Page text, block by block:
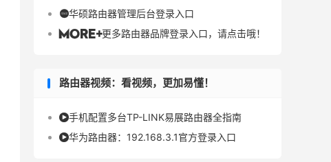
华硕路由器管理后台登录入口
更多路由器品牌登录入口，请点击哦！
路由器视频：看视频，更加易懂！
手机配置多台TP-LINK易展路由器全指南
华为路由器：192.168.3.1官方登录入口